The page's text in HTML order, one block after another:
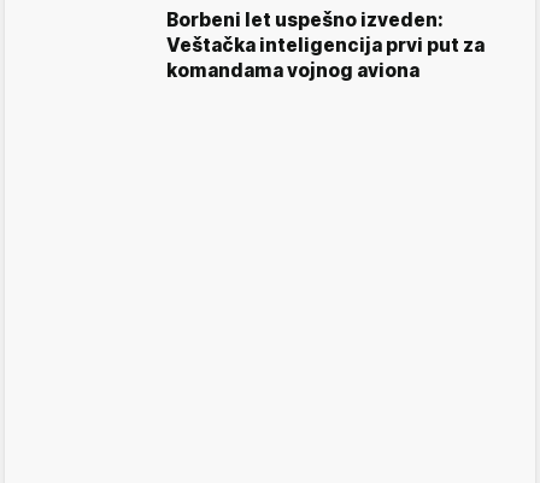
Borbeni let uspešno izveden:
Veštačka inteligencija prvi put za
komandama vojnog aviona